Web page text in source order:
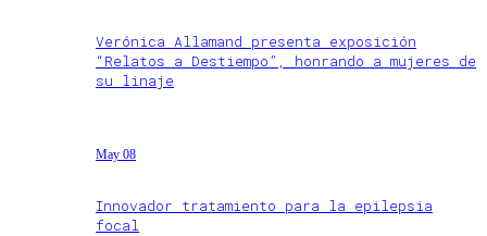
Verónica Allamand presenta exposición
“Relatos a Destiempo”, honrando a mujeres de
su linaje
May 08
Innovador tratamiento para la epilepsia
focal